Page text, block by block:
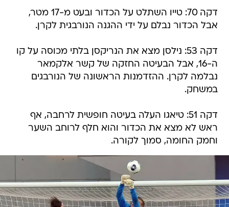
דקה 70: טייו השתלט על הכדור ובעט מ-17 מטר,
אבל הכדור נבלם על ידי ההגנה הנורבגית לקרן.
דקה 53: נילסן מצא את הנריקסן בלתי מכוסה על קו
ה-16, אבל הבעיטה החזקה של קשר אלקמאר
נבלמה לקרן. ההזדמנות הראשונה של הנורבגים
במשחק.
דקה 51: טיאגו העלה בעיטה חופשית לרחבה, אף
ראש לא מצא את הכדור והוא חלף לרוחב השער
וחמק החומה, סמוך לקורה.